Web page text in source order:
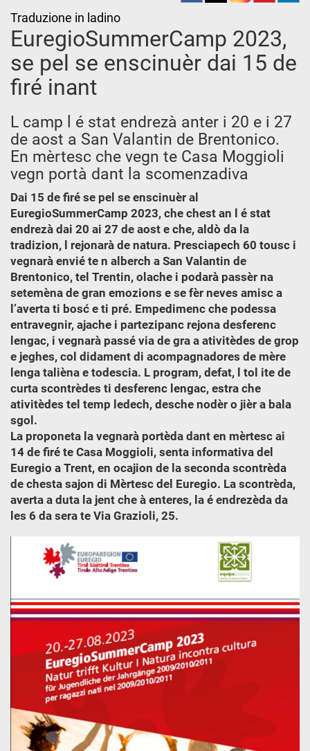
Traduzione in ladino
EuregioSummerCamp 2023,
se pel se enscinuèr dai 15 de
firé inant
L camp l é stat endrezà anter i 20 e i 27
de aost a San Valantin de Brentonico.
En mèrtesc che vegn te Casa Moggioli
vegn portà dant la scomenzadiva
Dai 15 de firé se pel se enscinuèr al
EuregioSummerCamp 2023, che chest an l é stat
endrezà dai 20 ai 27 de aost e che, aldò da la
tradizion, l rejonarà de natura. Presciapech 60 tousc i
vegnarà envié te n alberch a San Valantin de
Brentonico, tel Trentin, olache i podarà passèr na
setemèna de gran emozions e se fèr neves amisc a
l’averta ti bosć e ti pré. Empedimenc che podessa
entravegnir, ajache i partezipanc rejona desferenc
lengac, i vegnarà passé via de gra a ativitèdes de grop
e jeghes, col didament di acompagnadores de mère
lenga talièna e todescia. L program, defat, l tol ite de
curta scontrèdes ti desferenc lengac, estra che
ativitèdes tel temp ledech, desche nodèr o jièr a bala
sgol.
La proponeta la vegnarà portèda dant en mèrtesc ai
14 de firé te Casa Moggioli, senta informativa del
Euregio a Trent, en ocajion de la seconda scontrèda
de chesta sajon di Mèrtesc del Euregio. La scontrèda,
averta a duta la jent che à enteres, la é endrezèda da
les 6 da sera te Via Grazioli, 25.